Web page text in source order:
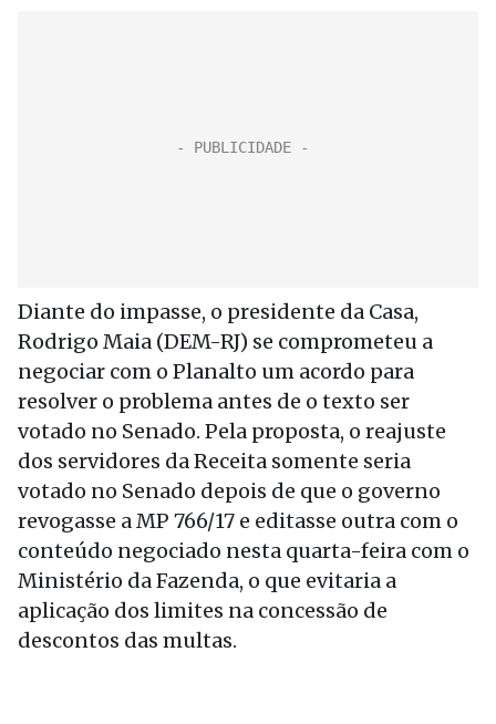
Diante do impasse, o presidente da Casa,
Rodrigo Maia (DEM-RJ) se comprometeu a
negociar com o Planalto um acordo para
resolver o problema antes de o texto ser
votado no Senado. Pela proposta, o reajuste
dos servidores da Receita somente seria
votado no Senado depois de que o governo
revogasse a MP 766/17 e editasse outra com o
conteúdo negociado nesta quarta-feira com o
Ministério da Fazenda, o que evitaria a
aplicação dos limites na concessão de
descontos das multas.